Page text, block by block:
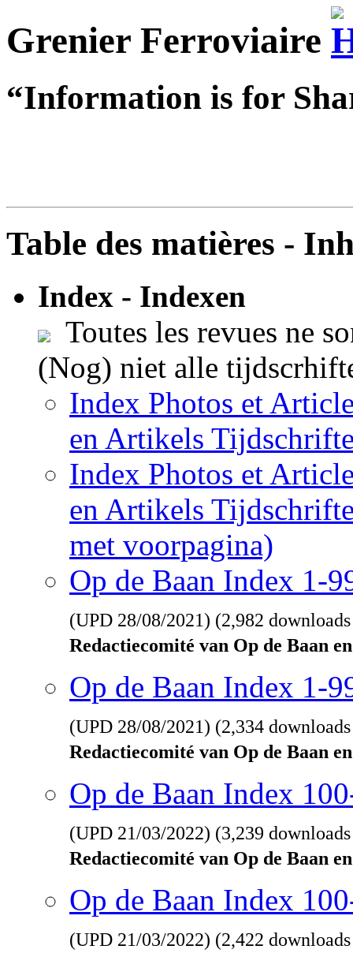
Grenier Ferroviaire
“Information is for
Table des matières -
Index - Indexen
Toutes les revues ne
(Nog) niet alle
Index Photos et
en Artikels
Index Photos et
en Artikels
met voorpagina)
Op de Baan Index 1-
(UPD 28/08/2021) (2,982
Redactiecomité van Op de Baan
Op de Baan Index 1-
(UPD 28/08/2021) (2,334
Redactiecomité van Op de Baan
Op de Baan Index
(UPD 21/03/2022) (3,239
Redactiecomité van Op de Baan
Op de Baan Index
(UPD 21/03/2022) (2,422